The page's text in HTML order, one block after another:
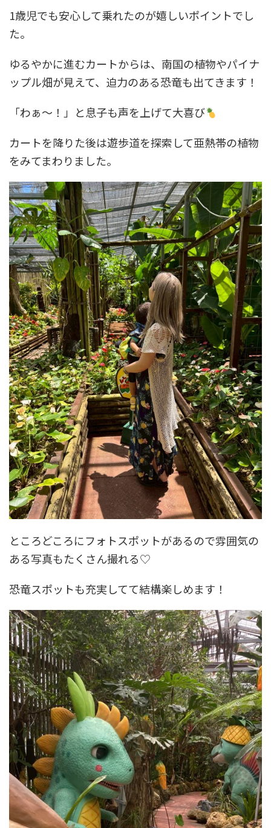
1歳児でも安心して乗れたのが嬉しいポイントでし
た。
ゆるやかに進むカートからは、南国の植物やパイナ
ップル畑が見えて、迫力のある恐竜も出てきます！
「わぁ〜！」と息子も声を上げて大喜び
カートを降りた後は遊歩道を探索して亜熱帯の植物
をみてまわりました。
ところどころにフォトスポットがあるので雰囲気の
ある写真もたくさん撮れる♡
恐竜スポットも充実してて結構楽しめます！